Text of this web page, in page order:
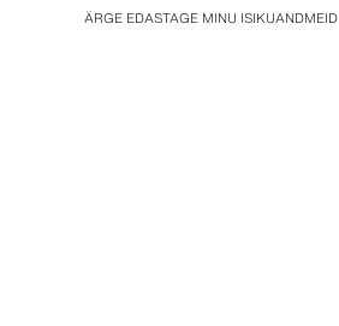
ÄRGE EDASTAGE MINU ISIKUANDMEID